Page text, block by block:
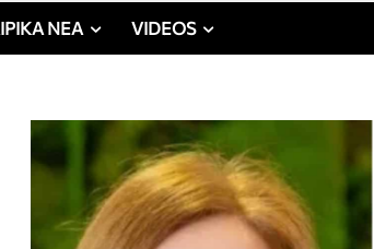
ΝΕΑ VIDEOS